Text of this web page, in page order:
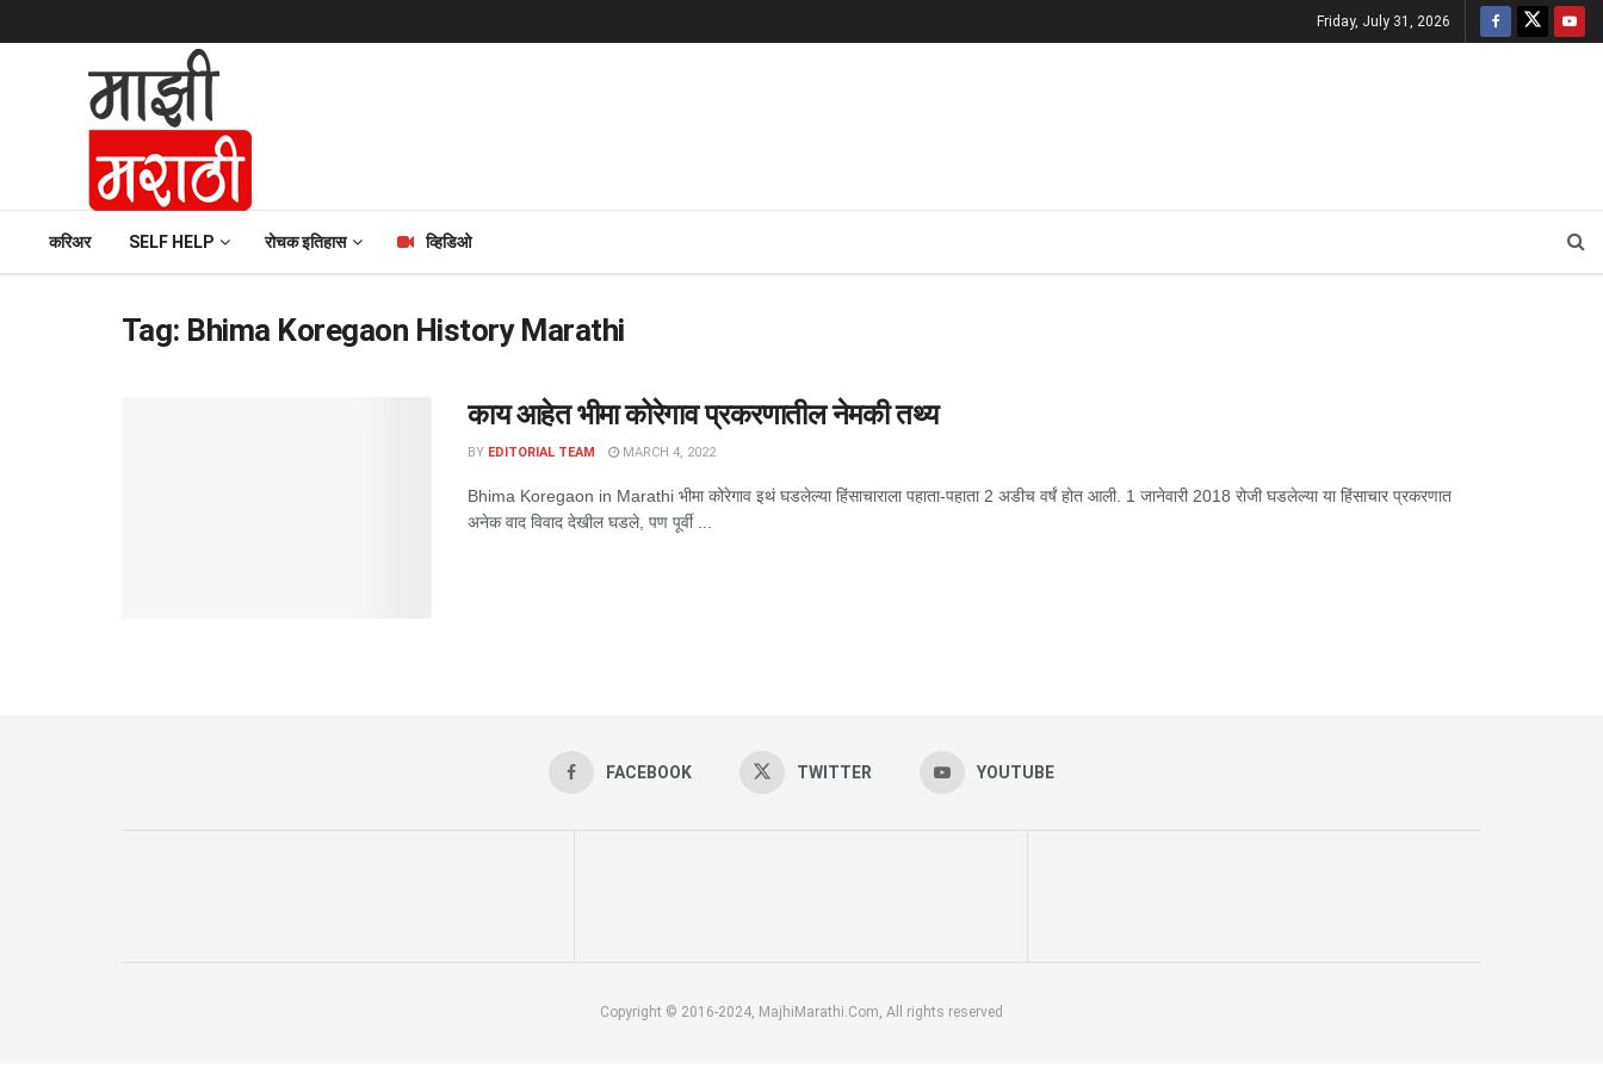
Friday, July 31, 2026
करिअर SELF HELP रोचक इतिहास व्हिडिओ
Tag: Bhima Koregaon History Marathi
काय आहेत भीमा कोरेगाव प्रकरणातील नेमकी तथ्य
BY EDITORIAL TEAM MARCH 4, 2022
Bhima Koregaon in Marathi भीमा कोरेगाव इथं घडलेल्या हिंसाचाराला पहाता-पहाता 2 अडीच वर्षं होत आली. 1 जानेवारी 2018 रोजी घडलेल्या या हिंसाचार प्रकरणात
अनेक वाद विवाद देखील घडले, पण पूर्वी ...
FACEBOOK TWITTER YOUTUBE
Copyright © 2016-2024, MajhiMarathi.Com, All rights reserved